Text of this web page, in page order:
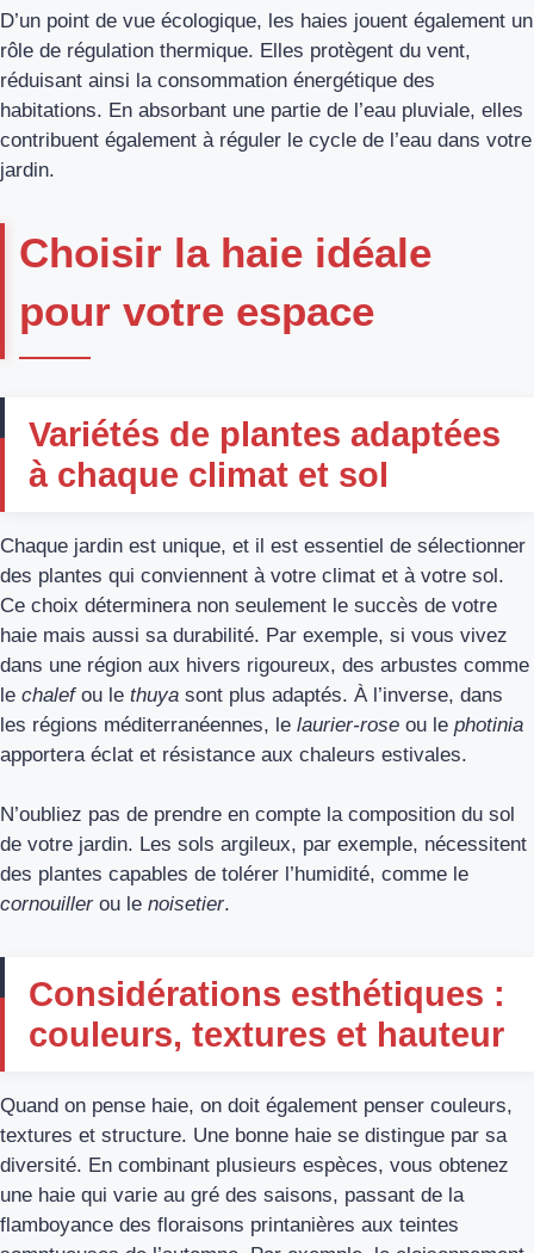
D’un point de vue écologique, les haies jouent également un
rôle de régulation thermique. Elles protègent du vent,
réduisant ainsi la consommation énergétique des
habitations. En absorbant une partie de l’eau pluviale, elles
contribuent également à réguler le cycle de l’eau dans votre
jardin.
Choisir la haie idéale
pour votre espace
Variétés de plantes adaptées
à chaque climat et sol
Chaque jardin est unique, et il est essentiel de sélectionner
des plantes qui conviennent à votre climat et à votre sol.
Ce choix déterminera non seulement le succès de votre
haie mais aussi sa durabilité. Par exemple, si vous vivez
dans une région aux hivers rigoureux, des arbustes comme
le chalefou le thuya sont plus adaptés. À l’inverse, dans
les régions méditerranéennes, le laurier-rose ou le photinia
apportera éclat et résistance aux chaleurs estivales.
N’oubliez pas de prendre en compte la composition du sol
de votre jardin. Les sols argileux, par exemple, nécessitent
des plantes capables de tolérer l’humidité, comme le
cornouillerou le noisetier.
Considérations esthétiques :
couleurs, textures et hauteur
Quand on pense haie, on doit également penser couleurs,
textures et structure. Une bonne haie se distingue par sa
diversité. En combinant plusieurs espèces, vous obtenez
une haie qui varie au gré des saisons, passant de la
flamboyance des floraisons printanières aux teintes